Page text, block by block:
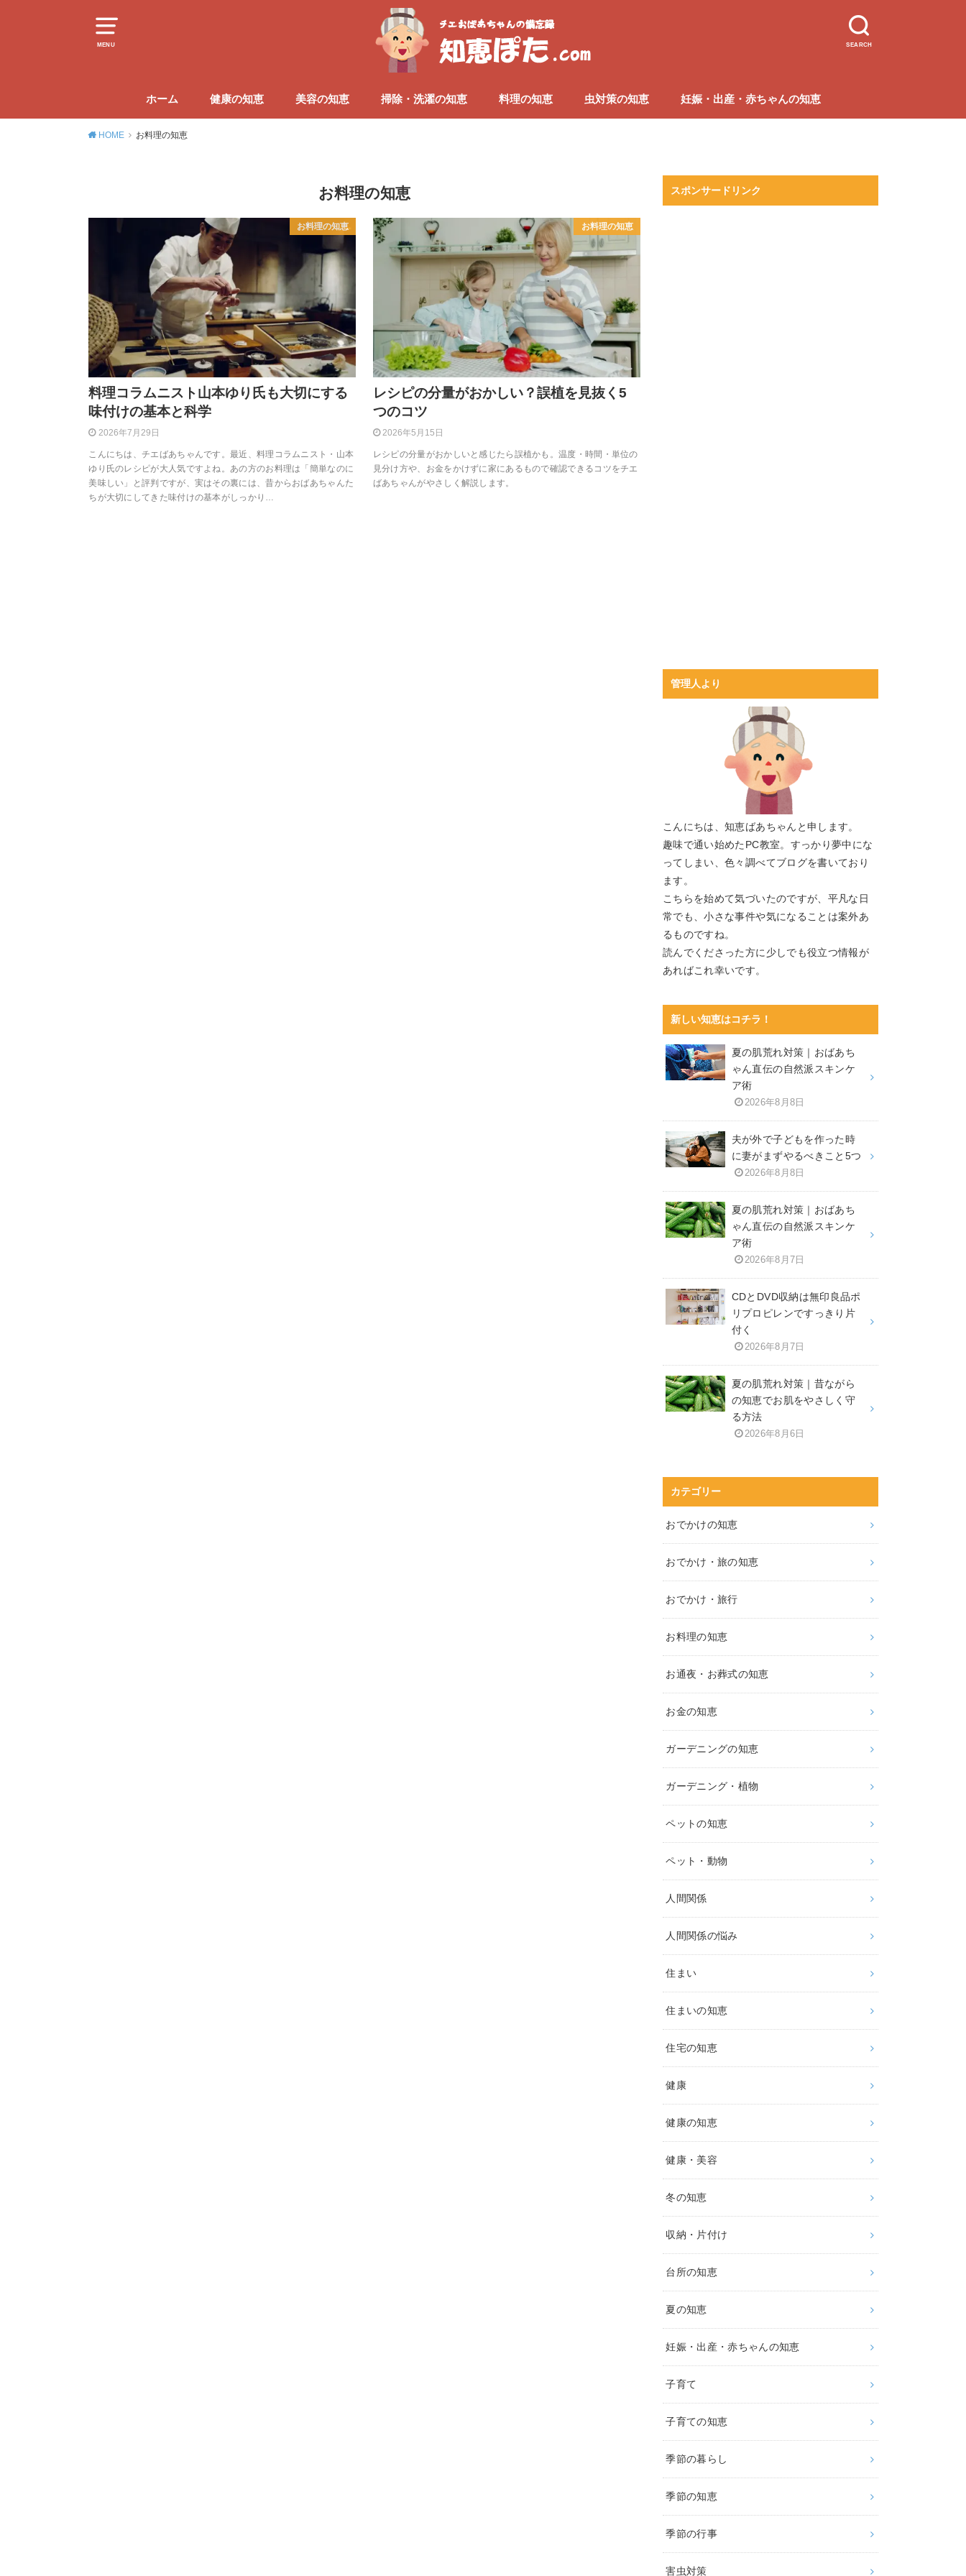
MENU SEARCH
ホーム 健康の知恵 美容の知恵 掃除・洗濯の知恵 料理の知恵 虫対策の知恵 妊娠・出産・赤ちゃんの知恵
HOME お料理の知恵
お料理の知恵
お料理の知恵
料理コラムニスト山本ゆり氏も大切にする
味付けの基本と科学
2026年7月29日
こんにちは、チエばあちゃんです。最近、料理コラムニスト・山本
ゆり氏のレシピが大人気ですよね。あの方のお料理は「簡単なのに
美味しい」と評判ですが、実はその裏には、昔からおばあちゃんた
ちが大切にしてきた味付けの基本がしっかり…
お料理の知恵
レシピの分量がおかしい？誤植を見抜く5
つのコツ
2026年5月15日
レシピの分量がおかしいと感じたら誤植かも。温度・時間・単位の
見分け方や、お金をかけずに家にあるもので確認できるコツをチエ
ばあちゃんがやさしく解説します。
スポンサードリンク
管理人より
こんにちは、知恵ばあちゃんと申します。
趣味で通い始めたPC教室。すっかり夢中にな
ってしまい、色々調べてブログを書いており
ます。
こちらを始めて気づいたのですが、平凡な日
常でも、小さな事件や気になることは案外あ
るものですね。
読んでくださった方に少しでも役立つ情報が
あればこれ幸いです。
新しい知恵はコチラ！
夏の肌荒れ対策｜おばあち
ゃん直伝の自然派スキンケ
ア術
2026年8月8日
夫が外で子どもを作った時
に妻がまずやるべきこと5つ
2026年8月8日
夏の肌荒れ対策｜おばあち
ゃん直伝の自然派スキンケ
ア術
2026年8月7日
CDとDVD収納は無印良品ポ
リプロピレンですっきり片
付く
2026年8月7日
夏の肌荒れ対策｜昔ながら
の知恵でお肌をやさしく守
る方法
2026年8月6日
カテゴリー
おでかけの知恵
おでかけ・旅の知恵
おでかけ・旅行
お料理の知恵
お通夜・お葬式の知恵
お金の知恵
ガーデニングの知恵
ガーデニング・植物
ペットの知恵
ペット・動物
人間関係
人間関係の悩み
住まい
住まいの知恵
住宅の知恵
健康
健康の知恵
健康・美容
冬の知恵
収納・片付け
台所の知恵
夏の知恵
妊娠・出産・赤ちゃんの知恵
子育て
子育ての知恵
季節の暮らし
季節の知恵
季節の行事
害虫対策